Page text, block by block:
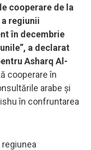
cooperare de la
regiunii
în decembrie
a declarat
Asharq Al-
cooperare în
arabe și
în confruntarea